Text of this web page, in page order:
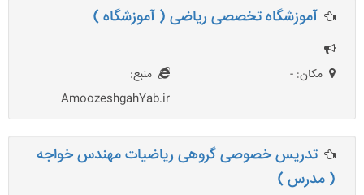
آموزشگاه تخصصی ریاضی ( آموزشگاه )
مکان: -
منبع:
AmoozeshgahYab.ir
تدریس خصوصی گروهی ریاضیات مهندس خواجه
( مدرس )